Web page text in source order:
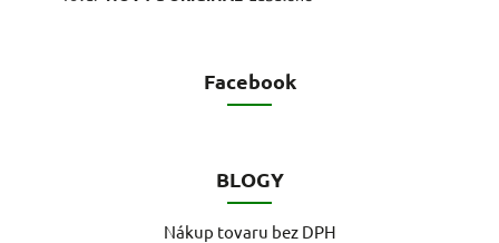
Facebook
BLOGY
Nákup tovaru bez DPH